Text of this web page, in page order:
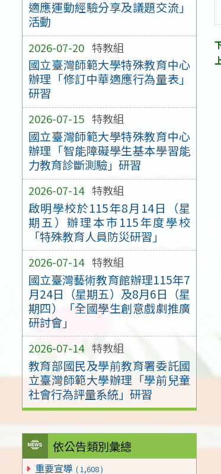
適應運動經驗分享及議題交流」
活動
2026-07-20 特教組
國立臺灣師範大學特殊教育中心
辦理「修訂中華適應行為量表」
研習
2026-07-15 特教組
國立臺灣師範大學特殊教育中心
辦理「智能障礙學生基本學習能
力教育診斷測驗」研習
2026-07-14 特教組
啟明學校於115年8月14日（星
期五）辦理本市115年度學校
「特殊教育人員防災研習」
2026-07-14 特教組
國立臺灣藝術教育館辦理115年7
月24日（星期五）及8月6日（星
期四）「全國學生創意戲劇推廣
研討會」
2026-07-14 特教組
教育部國民及學前教育署委託國
立臺灣師範大學辦理「學前兒童
社會行為評量系統」研習
依公告類別彙總
重要宣導 ( 1,608 )